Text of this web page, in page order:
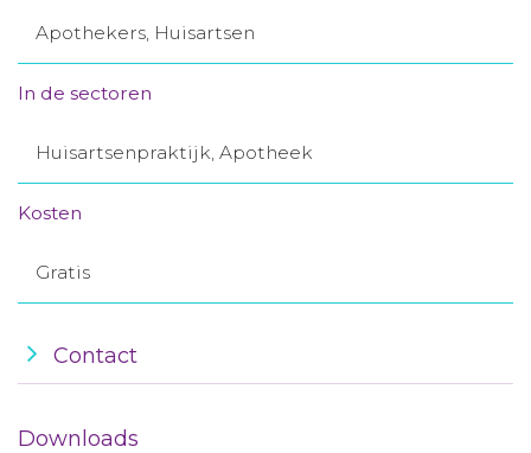
Toegang leeromgeving
Apothekers, Huisartsen
In de sectoren
Huisartsenpraktijk, Apotheek
Kosten
Gratis
Contact
Downloads